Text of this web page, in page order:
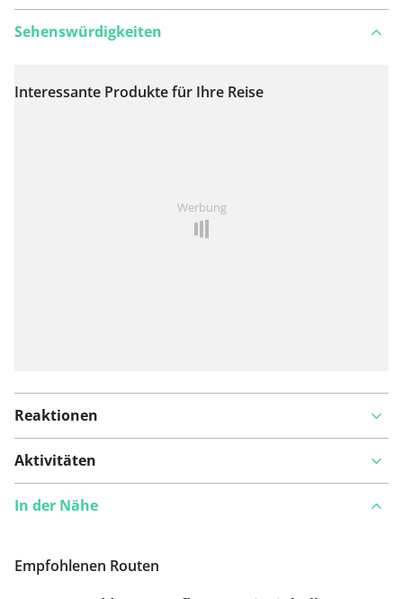
Auf Karte anzeigen
Sehenswürdigkeiten
Interessante Produkte für Ihre Reise
Werbung
Reaktionen
Aktivitäten
In der Nähe
Empfohlenen Routen